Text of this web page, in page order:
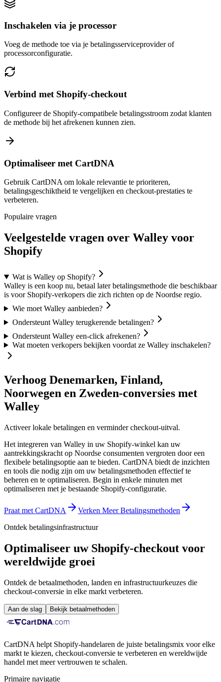
Inschakelen via je processor
Voeg de methode toe via je betalingsserviceprovider of
processorconfiguratie.
Verbind met Shopify-checkout
Configureer de Shopify-compatibele betalingsstroom zodat klanten
de methode bij het afrekenen kunnen zien.
Optimaliseer met CartDNA
Gebruik CartDNA om lokale relevantie te prioriteren,
betalingsgeschiktheid te vergelijken en checkout-prestaties te
verbeteren.
Populaire vragen
Veelgestelde vragen over Walley voor
Shopify
Wat is Walley op Shopify?
Walley is een koop nu, betaal later betalingsmethode die beschikbaar
is voor Shopify-verkopers die zich richten op de Noordse regio.
Wie moet Walley aanbieden?
Ondersteunt Walley terugkerende betalingen?
Ondersteunt Walley een-click afrekenen?
Wat moeten verkopers bekijken voordat ze Walley inschakelen?
Verhoog Denemarken, Finland,
Noorwegen en Zweden-conversies met
Walley
Activeer lokale betalingen en verminder checkout-uitval.
Het integreren van Walley in uw Shopify-winkel kan uw
aantrekkingskracht op Noordse consumenten vergroten door een
flexibele betalingsoptie aan te bieden. CartDNA biedt de inzichten
en tools die nodig zijn om uw betalingsmethoden effectief te
beheren en te optimaliseren. Begin in enkele minuten met
optimaliseren met je bestaande Shopify-configuratie.
Praat met CartDNA
Verken Meer Betalingsmethoden
Ontdek betalingsinfrastructuur
Optimaliseer uw Shopify-checkout voor
wereldwijde groei
Ontdek de betaalmethoden, landen en infrastructuurkeuzes die
checkout-conversie in elke markt verbeteren.
Aan de slag Bekijk betaalmethoden
CartDNA helpt Shopify-handelaren de juiste betalingsmix voor elke
markt te kiezen, checkout-conversie te verbeteren en wereldwijde
handel met meer vertrouwen te schalen.
Primaire navigatie